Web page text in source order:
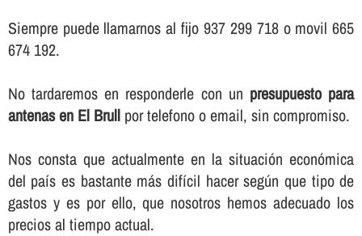
Siempre puede llamarnos al fijo 937 299 718 o movil 665
674 192.
No tardaremos en responderle con un presupuesto para
antenas en El Brullpor telefono o email, sin compromiso.
Nos consta que actualmente en la situación económica
del paí­s es bastante más difí­cil hacer según que tipo de
gastos y es por ello, que nosotros hemos adecuado los
precios al tiempo actual.